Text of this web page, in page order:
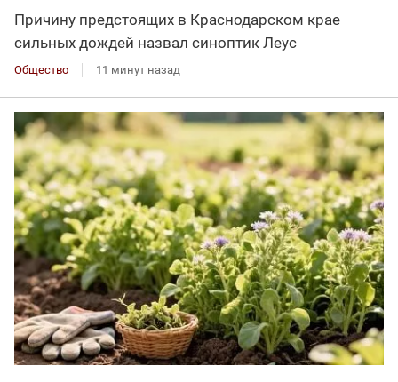
Причину предстоящих в Краснодарском крае
сильных дождей назвал синоптик Леус
Общество 11 минут назад